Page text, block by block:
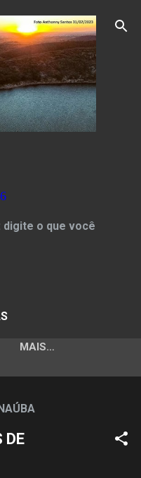
principal
digite o que você
MAIS…
DE